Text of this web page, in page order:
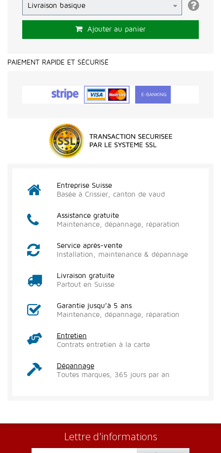
Ajouter au panier
PAIEMENT RAPIDE ET SÉCURISÉ
Entreprise Suisse
Basée à Crissier, canton de vaud
Assistance gratuite
Maintenance, dépannage, réparation
Service après-vente
Installation, maintenance & dépannage
Livraison gratuite
Partout en Suisse
Garantie jusqu’à 5 ans
Maintenance, dépannage, réparation
Entretien
Contrats entretien à la carte
Dépannage
Toutes marques, 365 jours par an
Lettre d'informations